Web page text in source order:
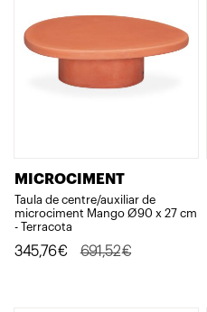
MICROCIMENT
Taula de centre/auxiliar de
microciment Mango Ø90 x 27 cm
- Terracota
691,52€
El
345,76€
El